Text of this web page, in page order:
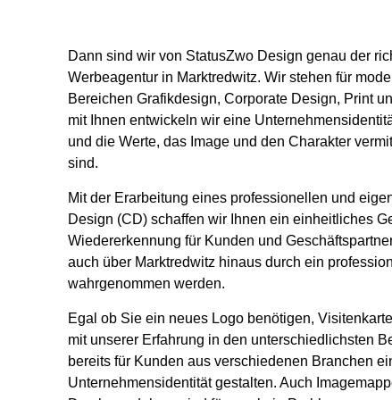
Dann sind wir von StatusZwo Design genau der
Werbeagentur in Marktredwitz. Wir stehen für
Bereichen Grafikdesign, Corporate Design, Print
mit Ihnen entwickeln wir eine
und die Werte, das Image und den Charakter
sind.
Mit der Erarbeitung eines professionellen und
Design (CD) schaffen wir Ihnen ein einheitliches
Wiedererkennung für Kunden und
auch über Marktredwitz hinaus durch ein
wahrgenommen werden.
Egal ob Sie ein neues Logo benötigen,
mit unserer Erfahrung in den unterschiedlichsten
bereits für Kunden aus verschiedenen Branchen
Unternehmensidentität gestalten. Auch